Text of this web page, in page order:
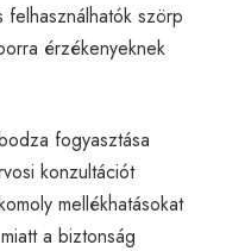
szörp
érzékenyeknek
fogyasztása
konzultációt
mellékhatásokat
a biztonság